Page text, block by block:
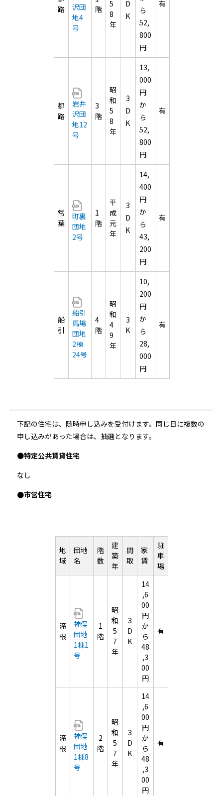
路
沢団
地4
号
階
5
8
年
D
K
ら
52,
800
円
有
都
路
岩井
沢団
地12
号
3
階
昭
和
5
8
年
3
D
K
13,
000
円
か
ら
52,
800
円
有
常
葉
町裏
団地
2号
1
階
平
成
元
年
3
D
K
14,
400
円
か
ら
43,
200
円
有
船
引
船引
馬場
団地
2棟
24号
4
階
昭
和
4
9
年
3
K
10,
200
円
か
ら
28,
000
円
有
下記の住宅は、随時申し込みを受付けます。同じ日に複数の
申し込みがあった場合は、抽選となります。
●特定公共賃貸住宅
なし
●市営住宅
地
域
団地
名
階
数
建
築
年
間
取
家
賃
駐
車
場
滝
根
神俣
団地
1棟1
号
1
階
昭
和
5
7
年
3
D
K
14
,6
00
円
か
ら
48
,3
00
円
有
滝
根
神俣
団地
1棟8
号
2
階
昭
和
5
7
年
3
D
K
14
,6
00
円
か
ら
48
,3
00
円
有